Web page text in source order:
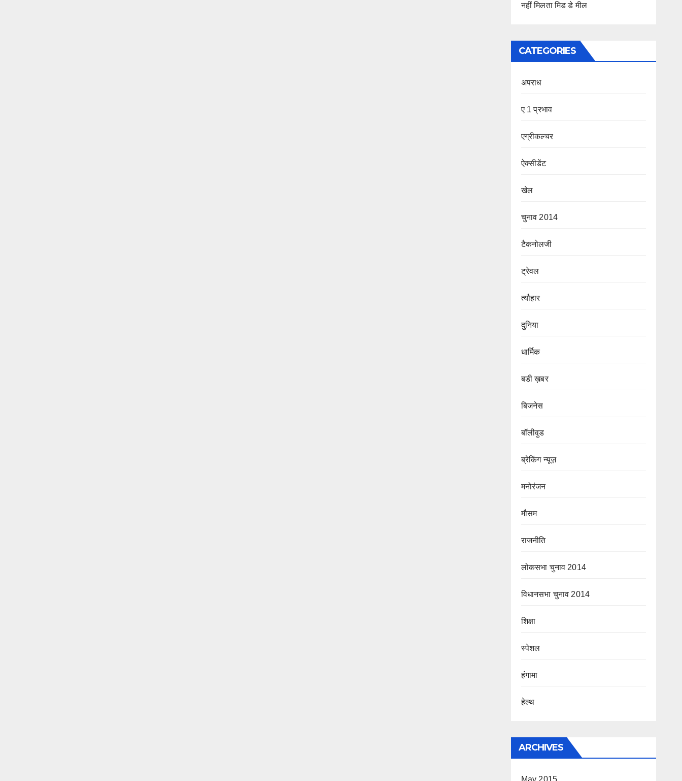
नहीं मिलता मिड डे मील
CATEGORIES
अपराध
ए 1 प्रभाव
एग्रीकल्चर
ऐक्सीडेंट
खेल
चुनाव 2014
टैकनोलजी
ट्रेवल
त्यौहार
दुनिया
धार्मिक
बडी ख़बर
बिजनेस
बॉलीवुड
ब्रेकिंग न्यूज़
मनोरंजन
मौसम
राजनीति
लोकसभा चुनाव 2014
विधानसभा चुनाव 2014
शिक्षा
स्पेशल
हंगामा
हेल्थ
ARCHIVES
May 2015